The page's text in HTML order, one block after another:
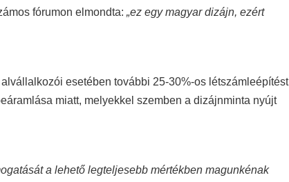
fórumon elmondta: „ez egy magyar dizájn, ezért
esetében további 25-30%-os létszámleépítést
miatt, melyekkel szemben a dizájnminta nyújt
a lehető legteljesebb mértékben magunkénak